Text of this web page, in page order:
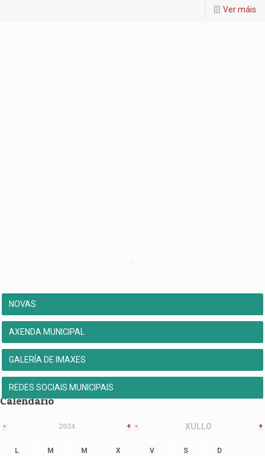
Ver máis
NOVAS
AXENDA MUNICIPAL
GALERÍA DE IMAXES
REDES SOCIAIS MUNICIPAIS
Calendario
- 2024 + - XULLO +
L M M X V S D